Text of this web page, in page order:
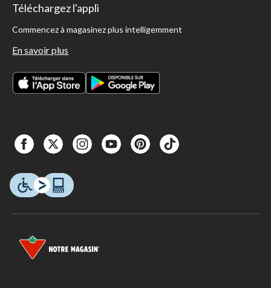
Téléchargez l'appli
Commencez à magasinez plus intelligemment
En savoir plus